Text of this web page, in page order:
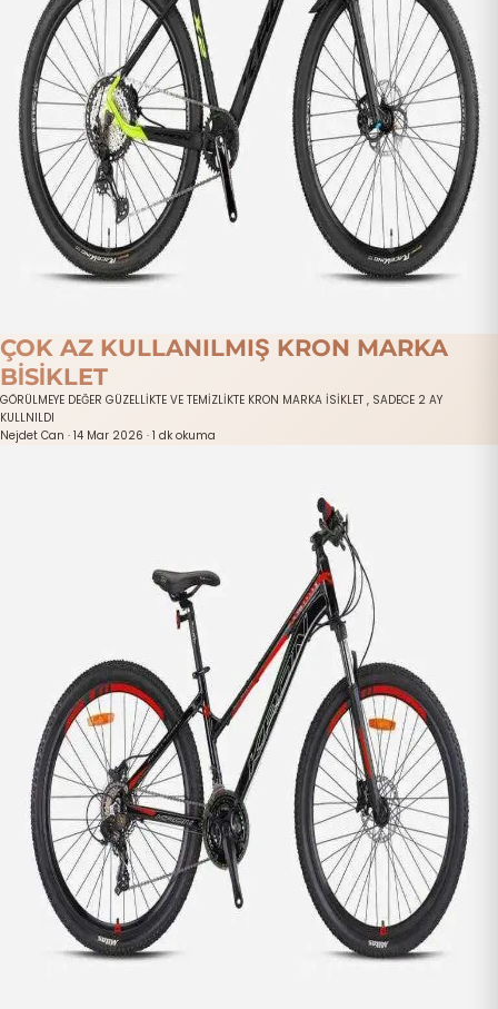
ÇOK AZ KULLANILMIŞ KRON MARKA
BİSİKLET
GÖRÜLMEYE DEĞER GÜZELLİKTE VE TEMİZLİKTE KRON MARKA İSİKLET , SADECE 2 AY
KULLNILDI
Nejdet Can · 14 Mar 2026 · 1 dk okuma